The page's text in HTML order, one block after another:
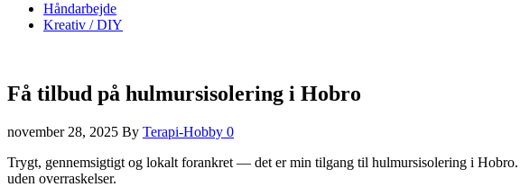
Håndarbejde
Kreativ / DIY
Få tilbud på hulmursisolering i Hobro
november 28, 2025 By Terapi-Hobby 0
Trygt, gennemsigtigt og lokalt forankret — det er min tilgang til hulmursisolering i
uden overraskelser.